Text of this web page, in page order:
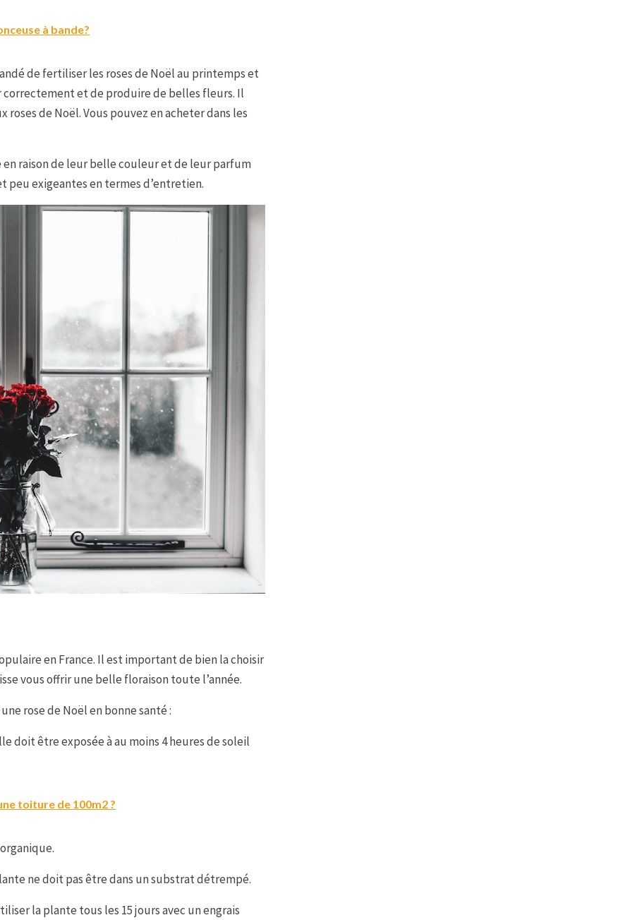
à bande?
de fertiliser les roses de Noël au printemps et
correctement et de produire de belles fleurs. Il
de Noël. Vous pouvez en acheter dans les
raison de leur belle couleur et de leur parfum
peu exigeantes en termes d’entretien.
en France. Il est important de bien la choisir
vous offrir une belle floraison toute l’année.
rose de Noël en bonne santé :
doit être exposée à au moins 4 heures de soleil
toiture de 100m2 ?
ne doit pas être dans un substrat détrempé.
la plante tous les 15 jours avec un engrais